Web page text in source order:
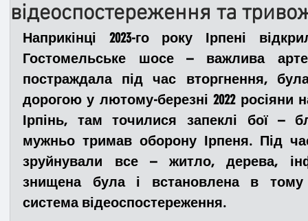
Медицина Новини
Адмінпротокол Свята Поліція
Війна Розмінування Добровільна
Курс спротиву Цивільний захист
відеоспостереження та
Наприкінці 2023-го року Ірпені
Гостомельське шосе – важлива
постраждала під час вторгнення,
дорогою у лютому-березні 2022 росіяни
Ірпінь, там точилися запеклі бої –
мужньо тримав оборону Ірпеня. Під
зруйнували все – житло, дерева,
знищена була і встановлена в тому
система відеоспостереження.